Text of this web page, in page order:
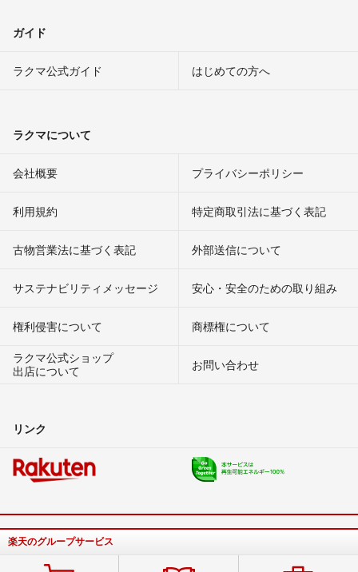
ガイド
ラクマ公式ガイド はじめての方へ
ラクマについて
会社概要 プライバシーポリシー
利用規約 特定商取引法に基づく表記
古物営業法に基づく表記 外部送信について
サステナビリティメッセージ 安心・安全のための取り組み
権利侵害について
商標権について
ラクマ公式ショップ
出店について
お問い合わせ
リンク
楽天のグループサービス